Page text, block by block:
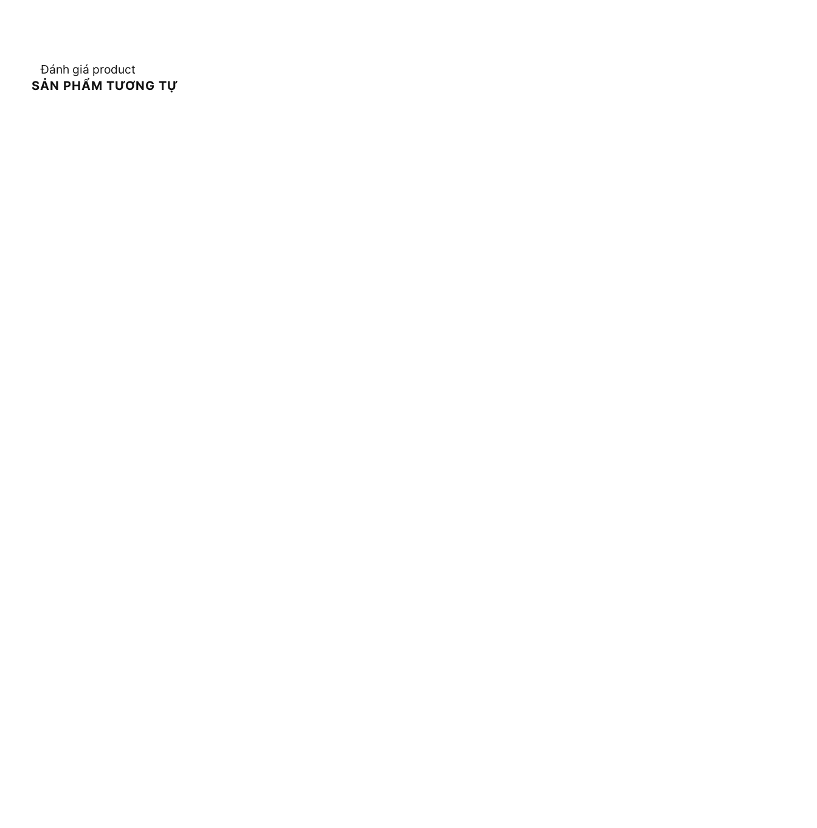
Đánh giá product
SẢN PHẨM TƯƠNG TỰ